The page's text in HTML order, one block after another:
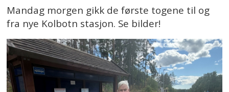
Mandag morgen gikk de første togene til og
fra nye Kolbotn stasjon. Se bilder!